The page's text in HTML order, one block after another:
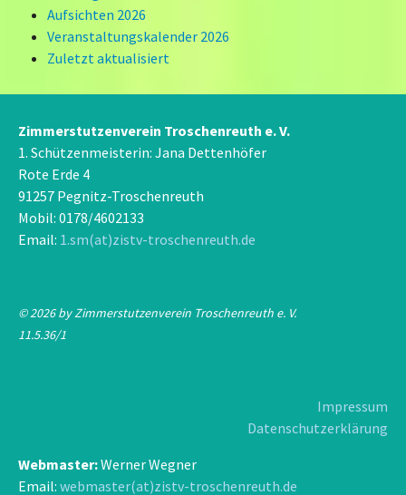
Aufsichten 2026
Veranstaltungskalender 2026
Zuletzt aktualisiert
Zimmerstutzenverein Troschenreuth e. V.
1. Schützenmeisterin: Jana Dettenhöfer
Rote Erde 4
91257 Pegnitz-Troschenreuth
Mobil: 0178/4602133
Email: 1.sm(at)zistv-troschenreuth.de
© 2026 by Zimmerstutzenverein Troschenreuth e. V.
11.5.36/1
Impressum
Datenschutzerklärung
Webmaster:Werner Wegner
Email: webmaster(at)zistv-troschenreuth.de